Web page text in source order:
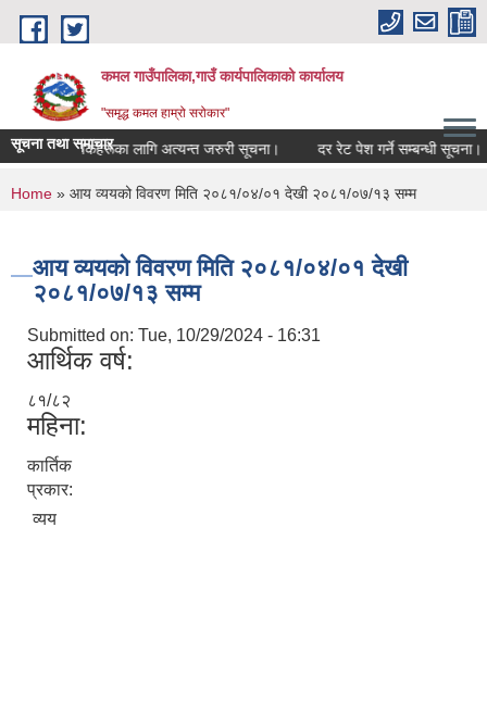
Skip to main content
कमल गाउँपालिका,गाउँ कार्यपालिकाको कार्यालय
"समृद्ध कमल हाम्रो सरोकार"
सूचना तथा समाचार
सम्बन्धी कृषकहरूका लागि अत्यन्त जरुरी सूचना। दर रेट पेश गर्ने सम्बन्धी सूचना।
You are here
Home » आय व्ययको विवरण मिति २०८१/०४/०१ देखी २०८१/०७/१३ सम्म
आय व्ययको विवरण मिति २०८१/०४/०१ देखी
२०८१/०७/१३ सम्म
Submitted on: Tue, 10/29/2024 - 16:31
आर्थिक वर्ष:
८१/८२
महिना:
कार्तिक
प्रकार:
व्यय